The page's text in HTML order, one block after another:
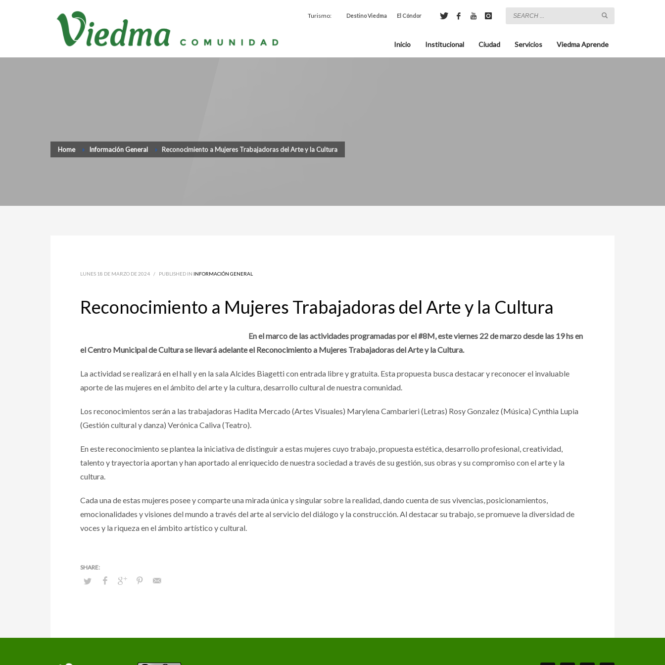
Turismo: Destino Viedma El Cóndor
Inicio Institucional Ciudad Servicios Viedma Aprende
Home Información General Reconocimiento a Mujeres Trabajadoras del Arte y la Cultura
LUNES 18 DE MARZO DE 2024 / PUBLISHED IN INFORMACIÓN GENERAL
Reconocimiento a Mujeres Trabajadoras del Arte y la Cultura
En el marco de las actividades programadas por el #8M, este viernes 22 de marzo desde las 19 hs en
el Centro Municipal de Cultura se llevará adelante el Reconocimiento a Mujeres Trabajadoras del Arte y la Cultura.
La actividad se realizará en el hall y en la sala Alcides Biagetti con entrada libre y gratuita. Esta propuesta busca destacar y reconocer el invaluable
aporte de las mujeres en el ámbito del arte y la cultura, desarrollo cultural de nuestra comunidad.
Los reconocimientos serán a las trabajadoras Hadita Mercado (Artes Visuales) Marylena Cambarieri (Letras) Rosy Gonzalez (Música) Cynthia Lupia
(Gestión cultural y danza) Verónica Caliva (Teatro).
En este reconocimiento se plantea la iniciativa de distinguir a estas mujeres cuyo trabajo, propuesta estética, desarrollo profesional, creatividad,
talento y trayectoria aportan y han aportado al enriquecido de nuestra sociedad a través de su gestión, sus obras y su compromiso con el arte y la
cultura.
Cada una de estas mujeres posee y comparte una mirada única y singular sobre la realidad, dando cuenta de sus vivencias, posicionamientos,
emocionalidades y visiones del mundo a través del arte al servicio del diálogo y la construcción. Al destacar su trabajo, se promueve la diversidad de
voces y la riqueza en el ámbito artístico y cultural.